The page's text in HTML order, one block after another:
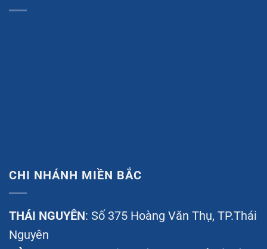
CHI NHÁNH MIỀN BẮC
THÁI NGUYÊN: Số 375 Hoàng Văn Thụ, TP.Thái
Nguyên